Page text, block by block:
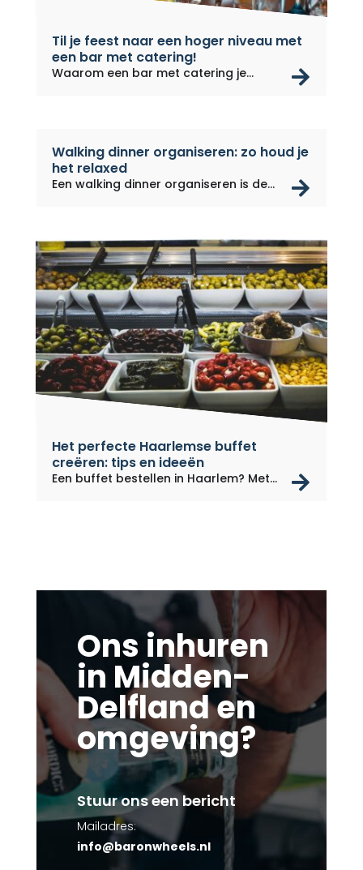
Til je feest naar een hoger niveau met
een bar met catering!
Waarom een bar met catering je
Walking dinner organiseren: zo houd je
het relaxed
Een walking dinner organiseren is de...
Het perfecte Haarlemse buffet
creëren: tips en ideeën
Een buffet bestellen in Haarlem? Met...
Ons inhuren
in Midden-
Delfland en
omgeving?
Stuur ons een bericht
Mailadres:
info@baronwheels.nl